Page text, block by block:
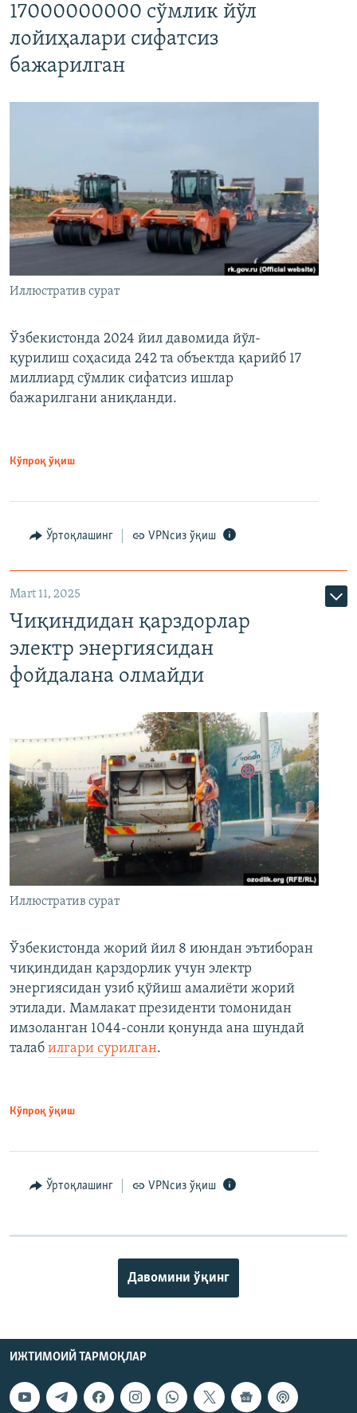
17000000000 сўмлик йўл
лойиҳалари сифатсиз
бажарилган
Иллюстратив сурат
Ўзбекистонда 2024 йил давомида йўл-
қурилиш соҳасида 242 та объектда қарийб 17
миллиард сўмлик сифатсиз ишлар
бажарилгани аниқланди.
Кўпроқ ўқиш
Ўртоқлашинг VPNсиз ўқиш
Mart 11, 2025
Чиқиндидан қарздорлар
электр энергиясидан
фойдалана олмайди
Иллюстратив сурат
Ўзбекистонда жорий йил 8 июндан эътиборан
чиқиндидан қарздорлик учун электр
энергиясидан узиб қўйиш амалиёти жорий
этилади. Мамлакат президенти томонидан
имзоланган 1044-сонли қонунда ана шундай
талаб илгари сурилган.
Кўпроқ ўқиш
Ўртоқлашинг VPNсиз ўқиш
Давомини ўқинг
ИЖТИМОИЙ ТАРМОҚЛАР